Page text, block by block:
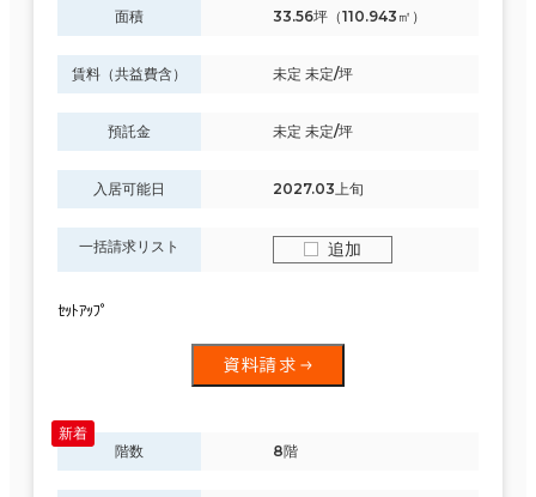
面積 33.56坪（110.943㎡）
賃料（共益費含） 未定 未定/坪
預託金 未定 未定/坪
入居可能日 2027.03上旬
一括請求リスト 追加
ｾｯﾄｱｯﾌﾟ
資料請求
階数 8階